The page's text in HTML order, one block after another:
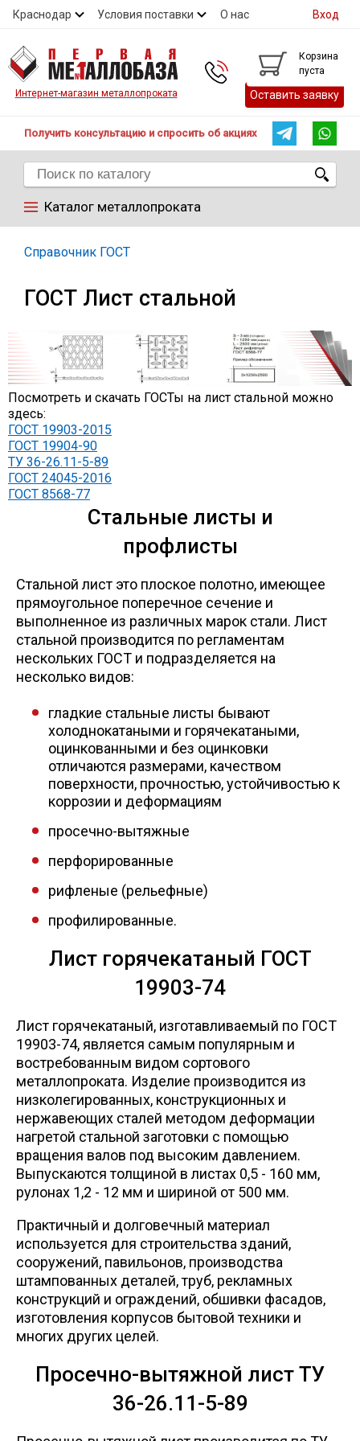
Краснодар Условия поставки О нас
Контакты
Контакты
Вход
Интернет-магазин металлопроката
Корзина
пуста
Оставить заявку
Получить консультацию и спросить об акциях
Каталог металлопроката
Арматура
Труба
Лист
Уголок
Балка
Швеллер
Труба профильная
Катанка
Полоса
Сетка кладочная
Справочник ГОСТ
ГОСТ Лист стальной
Посмотреть и скачать ГОСТы на лист стальной можно
здесь:
ГОСТ 19903-2015
ГОСТ 19904-90
ТУ 36-26.11-5-89
ГОСТ 24045-2016
ГОСТ 8568-77
Стальные листы и
профлисты
Стальной лист это плоское полотно, имеющее
прямоугольное поперечное сечение и
выполненное из различных марок стали. Лист
стальной производится по регламентам
нескольких ГОСТ и подразделяется на
несколько видов:
гладкие стальные листы бывают
холоднокатаными и горячекатаными,
оцинкованными и без оцинковки
отличаются размерами, качеством
поверхности, прочностью, устойчивостью к
коррозии и деформациям
просечно-вытяжные
перфорированные
рифленые (рельефные)
профилированные.
Лист горячекатаный ГОСТ
19903-74
Лист горячекатаный, изготавливаемый по ГОСТ
19903-74, является самым популярным и
востребованным видом сортового
металлопроката. Изделие производится из
низколегированных, конструкционных и
нержавеющих сталей методом деформации
нагретой стальной заготовки с помощью
вращения валов под высоким давлением.
Выпускаются толщиной в листах 0,5 - 160 мм,
рулонах 1,2 - 12 мм и шириной от 500 мм.
Практичный и долговечный материал
используется для строительства зданий,
сооружений, павильонов, производства
штампованных деталей, труб, рекламных
конструкций и ограждений, обшивки фасадов,
изготовления корпусов бытовой техники и
многих других целей.
Просечно-вытяжной лист ТУ
36-26.11-5-89